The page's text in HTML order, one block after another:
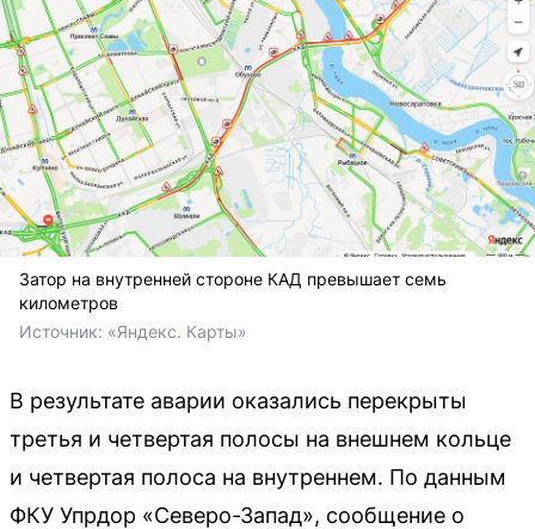
Затор на внутренней стороне КАД превышает семь
километров
Источник: «Яндекс. Карты»
В результате аварии оказались перекрыты
третья и четвертая полосы на внешнем кольце
и четвертая полоса на внутреннем. По данным
ФКУ Упрдор «Северо-Запад», сообщение о